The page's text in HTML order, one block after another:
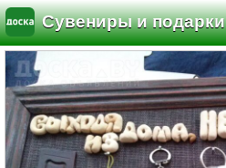
Сувениры и подарки